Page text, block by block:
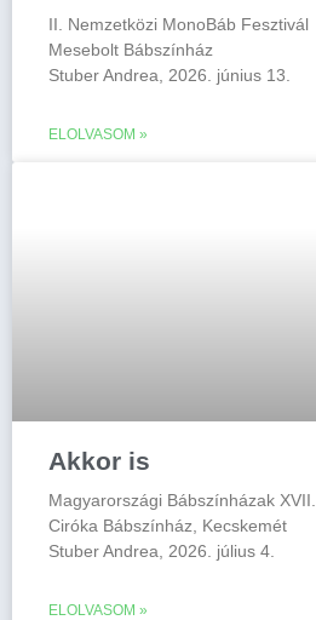
II. Nemzetközi MonoBáb Fesztivál
Mesebolt Bábszínház
Stuber Andrea, 2026. június 13.
ELOLVASOM »
Akkor is
Magyarországi Bábszínházak
Ciróka Bábszínház, Kecskemét
Stuber Andrea, 2026. július 4.
ELOLVASOM »